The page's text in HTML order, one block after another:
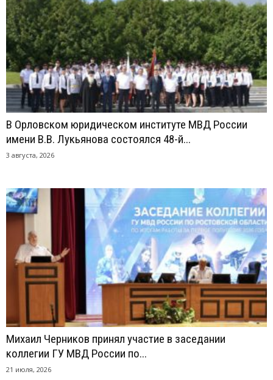
В Орловском юридическом институте МВД России
имени В.В. Лукьянова состоялся 48-й...
3 августа, 2026
Михаил Черников принял участие в заседании
коллегии ГУ МВД России по...
21 июля, 2026